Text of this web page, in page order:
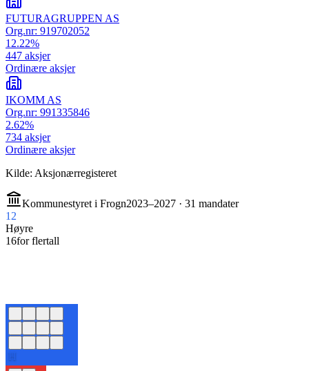
FUTURAGRUPPEN AS
Org.nr: 919702052
12.22%
447 aksjer
Ordinære aksjer
IKOMM AS
Org.nr: 991335846
2.62%
734 aksjer
Ordinære aksjer
Kilde: Aksjonærregisteret
Kommunestyret i Frogn2023–2027 · 31 mandater
12
Høyre
16for flertall
H